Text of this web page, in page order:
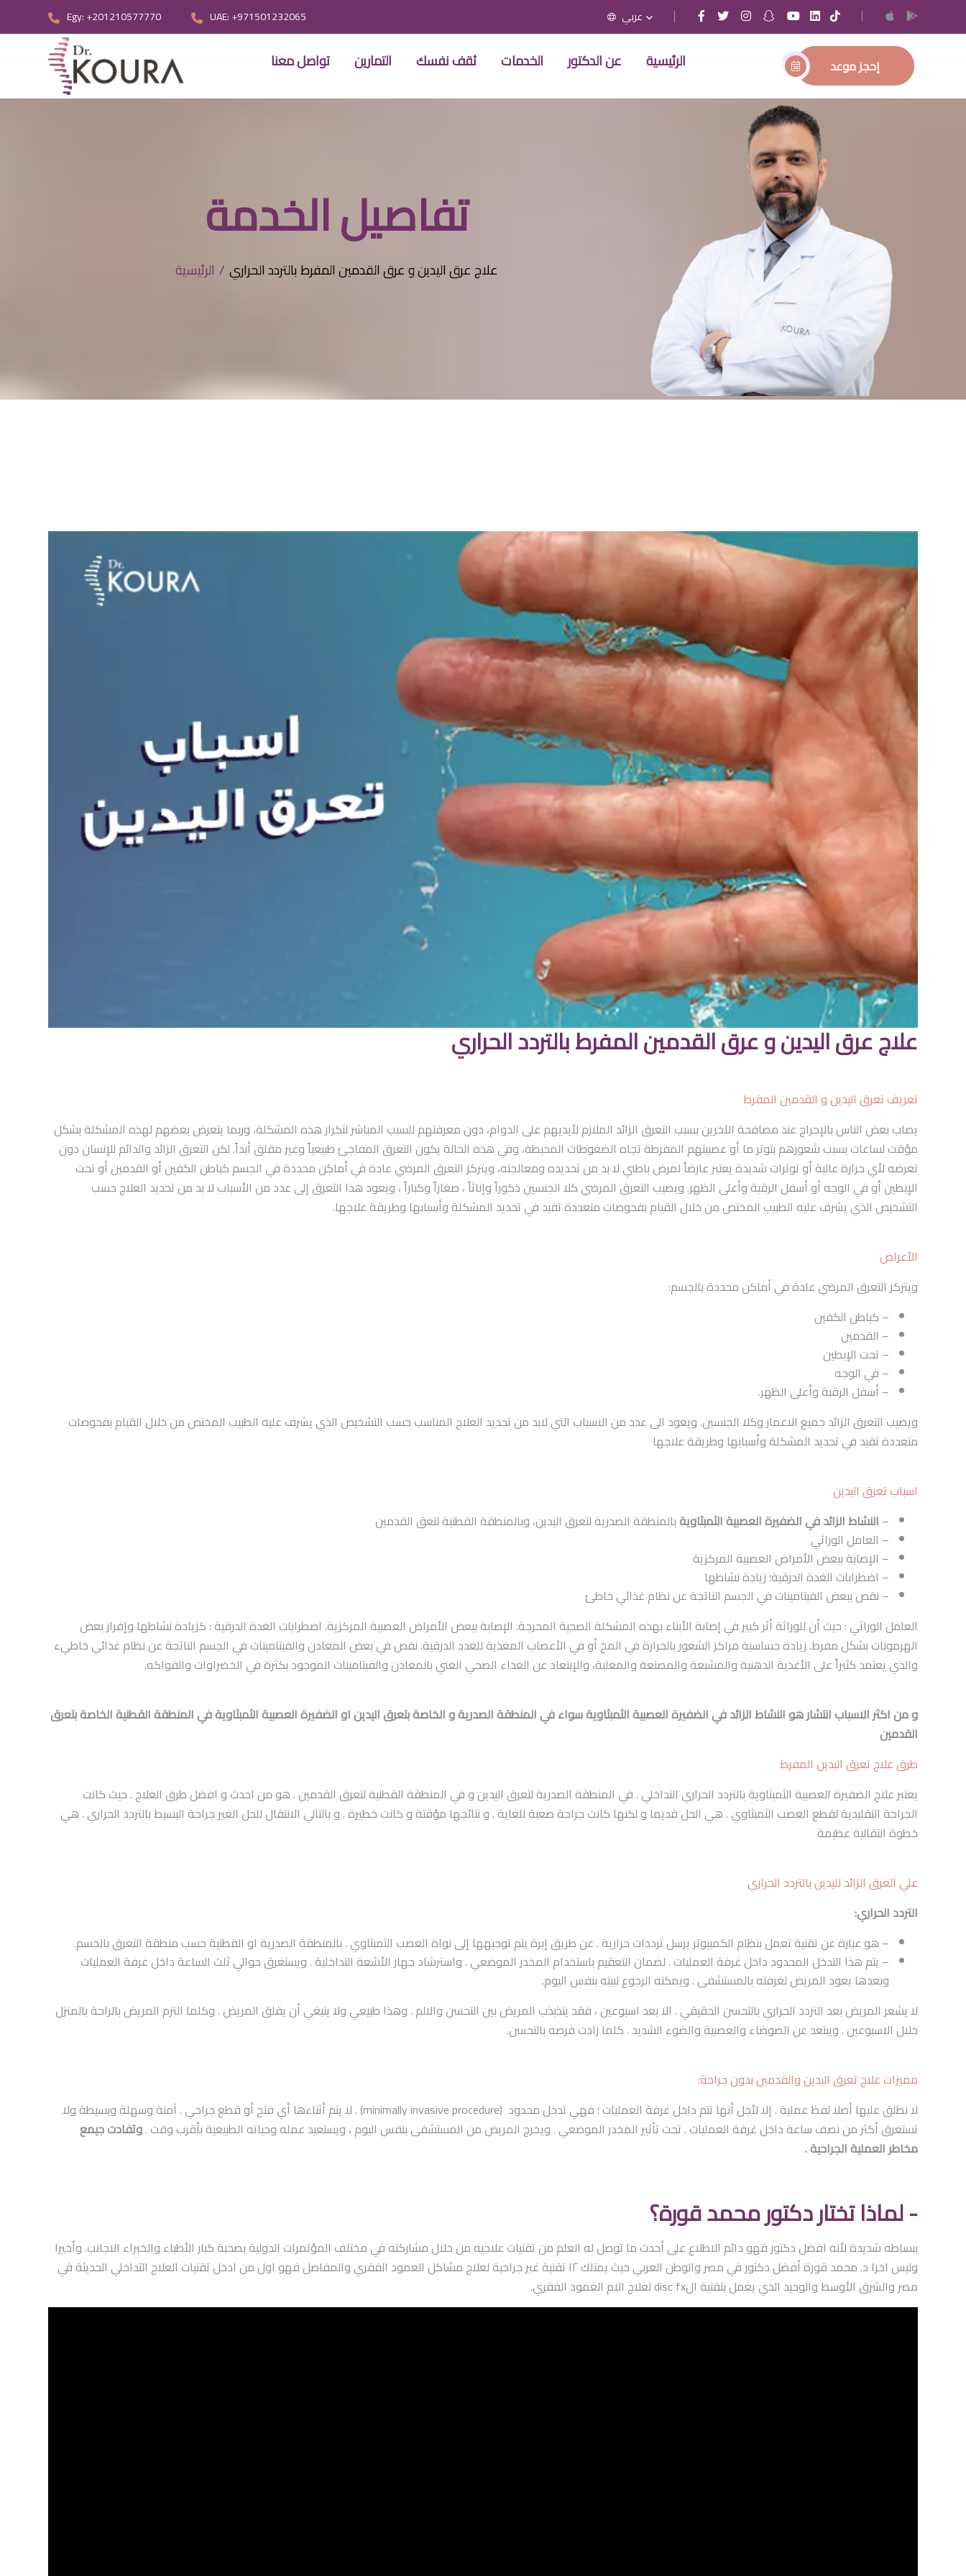
Egy: +201210577770 UAE: +971501232065 عربي
الرئيسية عن الدكتور الخدمات ثقف نفسك التمارين تواصل معنا إحجز موعد
تفاصيل الخدمة
الرئيسية علاج عرق اليدين و عرق القدمين المفرط بالتردد الحراري
علاج عرق اليدين و عرق القدمين المفرط بالتردد الحراري
تعريف تعرق اليدين و القدمين المفرط
يصاب بعض الناس بالإحراج عند مصافحة الآخرين بسبب التعرق الزائد الملازم لأيديهم على الدوام، دون معرفتهم للسبب المباشر لتكرار هذه المشكلة، وربما يتعرض بعضهم لهذه المشكلة بشكل
مؤقت لساعات بسبب شعورهم بتوتر ما أو عصبيتهم المفرطة تجاه الضغوطات المحيطة، وفي هذه الحالة يكون التعرق المفاجئ طبيعياً وغير مقلق أبداً. لكن التعرق الزائد والدائم للإنسان دون
تعرضه لأي حرارة عالية أو توترات شديدة يعتبر عارضاً لمرض باطني لا بد من تحديده ومعالجته، ويتركز التعرق المرضي عادة في أماكن محددة في الجسم كباطن الكفين أو القدمين أو تحت
الإبطين أو في الوجه أو أسفل الرقبة وأعلى الظهر. ويصيب التعرق المرضي كلا الجنسين ذكوراً وإناثاً ، صغاراً وكباراً ، ويعود هذا التعرق إلى عدد من الأسباب لا بد من تحديد العلاج حسب
التشخيص الذي يشرف عليه الطبيب المختص من خلال القيام بفحوصات متعددة تفيد في تحديد المشكلة وأسبابها وطريقة علاجها.
الأعراض
ويتركز التعرق المرضي عادة في أماكن محددة بالجسم:
– كباطن الكفين
– القدمين
– تحت الإبطين
– في الوجه
– أسفل الرقبة وأعلى الظهر.
ويصيب التعرق الزائد جميع الاعمار وكلا الجنسين. ويعود الى عدد من الاسباب التي لابد من تحديد العلاج المناسب حسب التشخيص الذي يشرف عليه الطبيب المختص من خلال القيام بفحوصات
متعددة تفيد في تحديد المشكلة وأسبابها وطريقة علاجها
اسباب تعرق اليدين
– النشاط الزائد في الضفيرة العصبية الثمبثاويةبالمنطقة الصدرية لتعرق اليدين، وبالمنطقة القطنية لتعق القدمين
– العامل الوراثي
– الإصابة ببعض الأمراض العصبية المركزية
– اضطرابات الغدة الدرقية؛ زيادة نشاطها
– نقص ببعض الفيتامينات في الجسم الناتجة عن نظام غذائي خاطئ
العامل الوراثي : حيث أن للوراثة أثر كبير في إصابة الأبناء بهذه المشكلة الصحية المحرجة. الإصابة ببعض الأمراض العصبية المركزية. اضطرابات الغدة الدرقية : كزيادة نشاطها وإفراز بعض
الهرمونات بشكل مفرط. زيادة حساسية مراكز الشعور بالحرارة في المخ أو في الأعصاب المغذية للغدد الدرقية. نقص في بعض المعادن والفيتامينات في الجسم الناتجة عن نظام غذائي خاطيء
والذي يعتمد كثيراً على الأغذية الدهنية والمشبعة والمصنعة والمعلبة، والإبتعاد عن الغذاء الصحي الغني بالمعادن والفيتامينات الموجود بكثرة في الخضراوات والفواكه.
و من اكثر الاسباب انتشار هو النشاط الزائد في الضفيرة العصبية الثمبثاوية سواء في المنطقة الصدرية و الخاصة بتعرق اليدين او الضفيرة العصبية الثمبثاوية في المنطقة القطنية الخاصة بتعرق
القدمين
طرق علاج تعرق اليدين المفرط
يعتبر علاج الضفيرة العصبية الثمبثاوية بالتردد الحراري التداخلي . في المنطقة الصدرية لتعرق اليدين و في المنطقة القطنية لتعرق القدمين . هو من احدث و افضل طرق العلاج . حيث كانت
الجراحة التقليدية لقطع العصب الثمبثاوي . هي الحل قديما و لكنها كانت جراحة صعبة للغاية . و نتائجها مؤقتة و كانت خطيرة . و بالتالي الانتقال للحل الغير جراحة البسيط بالتردد الحراري . هي
خطوة انتقالية عظيمة
علي العرق الزائد لليدين بالتردد الحراري
التردد الحراري:
– هو عبارة عن تقنية تعمل بنظام الكمبيوتر يرسل ترددات حرارية . عن طريق إبرة يتم توجيهها إلى نواة العصب الثمبثاوي . بالمنطقة الصدرية او القطنية حسب منطقة التعرق بالجسم.
– يتم هذا التدخل المحدود داخل غرفة العمليات . لضمان التعقيم باستخدام المخدر الموضعي . واسترشاد جهاز الأشعة التداخلية . ويستغرق حوالي ثلث الساعة داخل غرفة العمليات
وبعدها يعود المريض لغرفته بالمستشفى . ويمكنه الرجوع لبيته بنفس اليوم.
لا يشعر المريض بعد التردد الحراري بالتحسن الحقيقي . الا بعد اسبوعين ، فقد يتذبذب المريض بين التحسن والالم . وهذا طبيعي ولا ينبغي أن يقلق المريض . وكلما التزم المريض بالراحة بالمنزل
خلال الاسبوعين . ويبتعد عن الضوضاء والعصبية والضوء الشديد . كلما زادت فرصه بالتحسن.
مميزات علاج تعرق اليدين والقدمين بدون جراحة:
لا نطلق عليها أصلا لفظ عملية . إلا لأجل أنها تتم داخل غرفة العمليات ؛ فهي تدخل محدود (minimally invasive procedure) . لا يتم أثناءها أي فتح أو قطع جراحي . آمنة وسهلة وبسيطة ولا
تستغرق أكثر من نصف ساعة داخل غرفة العمليات . تحت تأثير المخدر الموضعي . ويخرج المريض من المستشفى بنفس اليوم ، ويستعيد عمله وحياته الطبيعية بأقرب وقت .وتفادت جيمع
مخاطر العملية الجراحية .
- لماذا تختار دكتور محمد قورة؟
ببساطه شديدة لأنه افضل دكتور فهو دائم الاطلاع على أحدث ما توصل له العلم من تقنيات علاجيه من خلال مشاركته في مختلف المؤتمرات الدولية بصحبة كبار الأطباء والخبراء الاجانب. وأخيرا
وليس اخرا د. محمد قورة أفضل دكتور في مصر والوطن العربي حيث يمتلك ١٢ تقنية غير جراحية لعلاج مشاكل العمود الفقري والمفاصل فهو اول من ادخل تقنيات العلاج التداخلي الحديثة في
مصر والشرق الأوسط والوحيد الذي يعمل بتقنية الdisc fx لعلاج الام العمود الفقري.